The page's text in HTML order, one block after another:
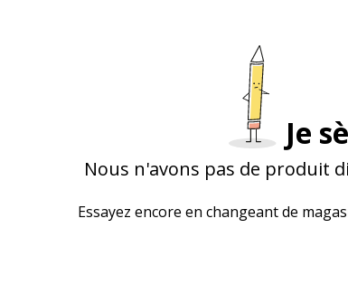
Je
Nous n'avons pas de produit
Essayez encore en changeant de